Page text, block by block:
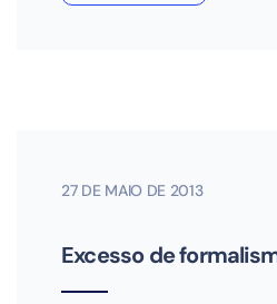
27 DE MAIO DE 2013
Excesso de